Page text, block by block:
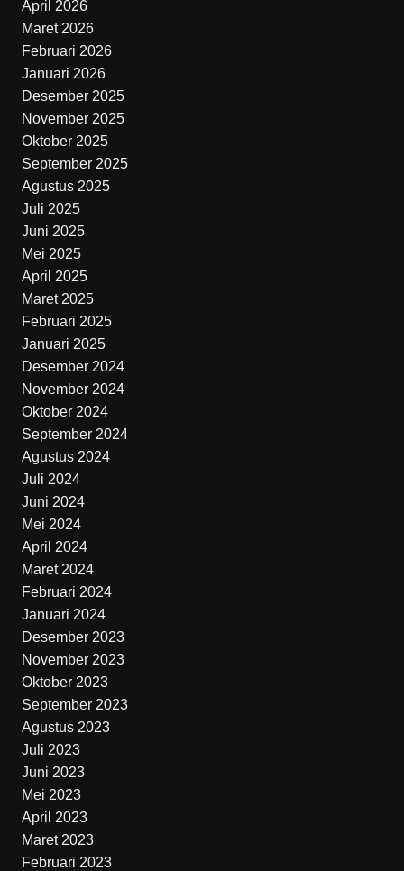
April 2026
Maret 2026
Februari 2026
Januari 2026
Desember 2025
November 2025
Oktober 2025
September 2025
Agustus 2025
Juli 2025
Juni 2025
Mei 2025
April 2025
Maret 2025
Februari 2025
Januari 2025
Desember 2024
November 2024
Oktober 2024
September 2024
Agustus 2024
Juli 2024
Juni 2024
Mei 2024
April 2024
Maret 2024
Februari 2024
Januari 2024
Desember 2023
November 2023
Oktober 2023
September 2023
Agustus 2023
Juli 2023
Juni 2023
Mei 2023
April 2023
Maret 2023
Februari 2023